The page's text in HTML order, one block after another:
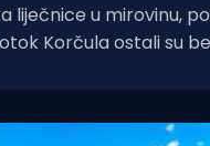
liječnice u mirovinu,
Korčula ostali su